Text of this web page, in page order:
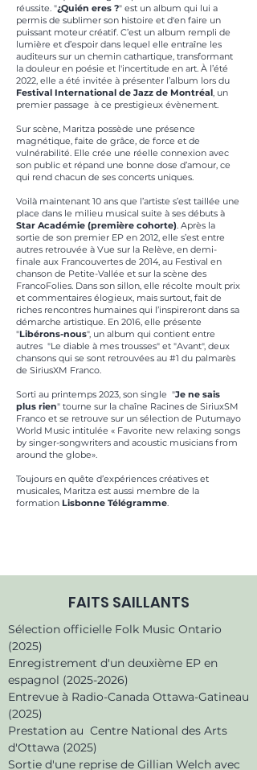
réussite. "¿Quién eres ?" est un album qui lui a
permis de sublimer son histoire et d'en faire un
puissant moteur créatif. C’est un album rempli de
lumière et d’espoir dans lequel elle entraîne les
auditeurs sur un chemin cathartique, transformant
la douleur en poésie et l'incertitude en art. À l’été
2022, elle a été invitée à présenter l’album lors du
Festival International de Jazz de Montréal, un
premier passage à ce prestigieux évènement.
Sur scène, Maritza possède une présence
magnétique, faite de grâce, de force et de
vulnérabilité. Elle crée une réelle connexion avec
son public et répand une bonne dose d’amour, ce
qui rend chacun de ses concerts uniques.
Voilà maintenant 10 ans que l’artiste s’est taillée une
place dans le milieu musical suite à ses débuts à
Star Académie (première cohorte). Après la
sortie de son premier EP en 2012, elle s’est entre
autres retrouvée à Vue sur la Relève, en demi-
finale aux Francouvertes de 2014, au Festival en
chanson de Petite-Vallée et sur la scène des
FrancoFolies. Dans son sillon, elle récolte moult prix
et commentaires élogieux, mais surtout, fait de
riches rencontres humaines qui l’inspireront dans sa
démarche artistique. En 2016, elle présente
"Libérons-nous", un album qui contient entre
autres "Le diable à mes trousses" et "Avant", deux
chansons qui se sont retrouvées au #1 du palmarès
de SiriusXM Franco.
Sorti au printemps 2023, son single "Je ne sais
plus rien" tourne sur la chaîne Racines de SiriuxSM
Franco et se retrouve sur un sélection de Putumayo
World Music intitulée « Favorite new relaxing songs
by singer-songwriters and acoustic musicians from
around the globe».
Toujours en quête d’expériences créatives et
musicales, Maritza est aussi membre de la
formation Lisbonne Télégramme.
FAITS SAILLANTS
Sélection officielle Folk Music Ontario
(2025)
Enregistrement d'un deuxième EP en
espagnol (2025-2026)
Entrevue à Radio-Canada Ottawa-Gatineau
(2025)
Prestation au Centre National des Arts
d'Ottawa (2025)
Sortie d'une reprise de Gillian Welch avec